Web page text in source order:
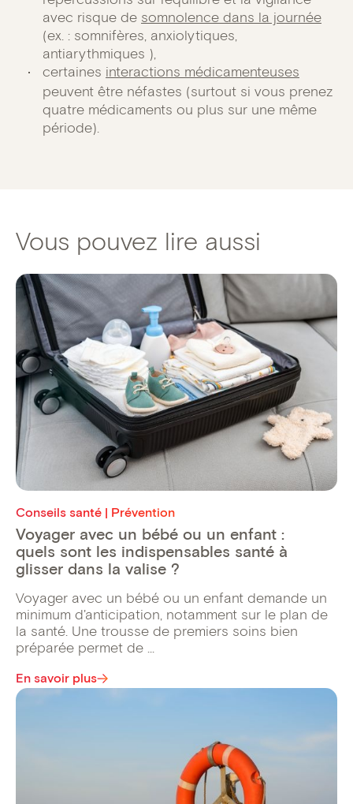
avec risque de somnolence dans la journée
(ex. : somnifères, anxiolytiques,
antiarythmiques ),
certaines interactions médicamenteuses
peuvent être néfastes (surtout si vous prenez
quatre médicaments ou plus sur une même
période).
Vous pouvez lire aussi
Conseils santé | Prévention
Voyager avec un bébé ou un enfant :
quels sont les indispensables santé à
glisser dans la valise ?
Voyager avec un bébé ou un enfant demande un
minimum d'anticipation, notamment sur le plan de
la santé. Une trousse de premiers soins bien
préparée permet de ...
En savoir plus